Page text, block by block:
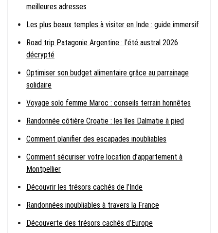
meilleures adresses
Les plus beaux temples à visiter en Inde : guide immersif
Road trip Patagonie Argentine : l’été austral 2026
décrypté
Optimiser son budget alimentaire grâce au parrainage
solidaire
Voyage solo femme Maroc : conseils terrain honnêtes
Randonnée côtière Croatie : les îles Dalmatie à pied
Comment planifier des escapades inoubliables
Comment sécuriser votre location d’appartement à
Montpellier
Découvrir les trésors cachés de l’Inde
Randonnées inoubliables à travers la France
Découverte des trésors cachés d’Europe